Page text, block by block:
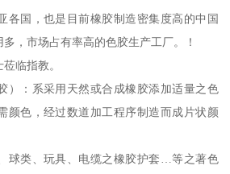
各国，也是目前橡胶制造密集度高的中国
，市场占有率高的色胶生产工厂。！
临指教。
）：系采用天然或合成橡胶添加适量之色
颜色，经过数道加工程序制造而成片状颜
球类、玩具、电缆之橡胶护套…等之著色